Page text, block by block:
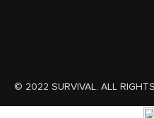
© 2022 SURVIVAL. ALL